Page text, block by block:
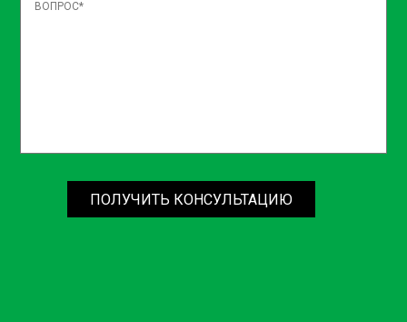
ПОЛУЧИТЬ КОНСУЛЬТАЦИЮ